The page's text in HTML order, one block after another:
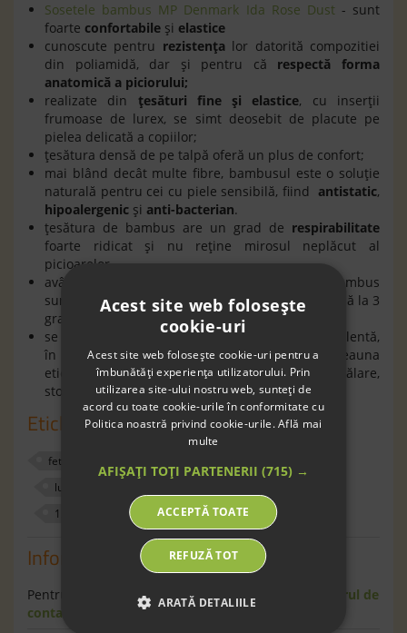
Sosetele bambus MP Denmark Ida Rose Dust- sunt
foarte confortabile şi elastice
cunoscute pentru rezistenţa lor datorită compozitiei
din poliamidă, dar şi pentru că respectă forma
anatomică a piciorului;
realizate din ţesături fine şi elastice, cu inserţii
frumoase de lurex, se simt deosebit de placute pe
pielea delicată a copiilor;
ţesătura densă de pe talpă oferă un plus de confort;
mai blând decât multe fibre, bambusul este o soluție
naturală pentru cei cu piele sensibilă, fiind antistatic,
hipoalergenic și anti-bacterian.
țesătura de bambus are un grad de respirabilitate
foarte ridicat şi nu reține mirosul neplăcut al
picioarelor.
având proprietăţi
, şosetele din bambus
sunt foarte răcoroase în anotimpul cald şi cu până la 3
grade mai călduroase iarna;
se spală la program automat delicat, cu uscare lentă,
în plan orizontal; vă rugăm să verificaţi întotdeauna
eticheta produsului cu instrucţiunile de spălare,
stoarcere, uscare.
Etichete
fete
lurex
15
Informaţii
Pentru informaţii suplimentare scrie-ne pe
formularul de
contact
Acest site web folosește
cookie-uri
Acest site web folosește cookie-uri pentru a
îmbunătăți experiența utilizatorului. Prin
utilizarea site-ului nostru web, sunteți de
acord cu toate cookie-urile în conformitate cu
Politica noastră privind cookie-urile.Află mai
multe
AFIȘAȚI TOȚI PARTENERII (715) →
ACCEPTĂ TOATE
REFUZĂ TOT
ARATĂ DETALIILE